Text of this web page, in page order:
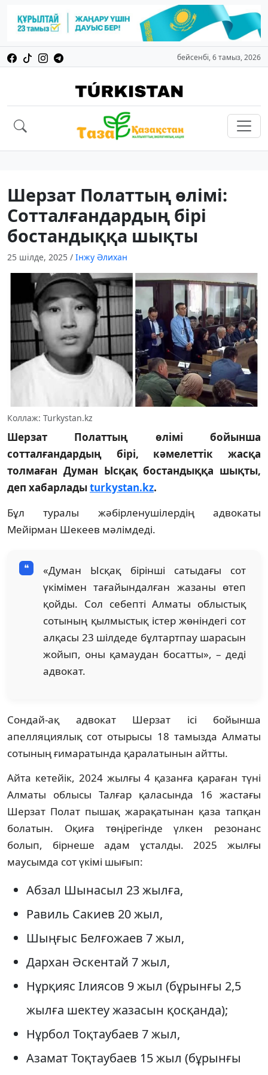
бейсенбі, 6 тамыз, 2026
Шерзат Полаттың өлімі:
Сотталғандардың бірі
бостандыққа шықты
25 шілде, 2025 / Інжу Әлихан
Коллаж: Turkystan.kz
Шерзат Полаттың өлімі бойынша
сотталғандардың бірі, кәмелеттік жасқа
толмаған Думан Ысқақ бостандыққа шықты,
деп хабарладыturkystan.kz.
Бұл туралы жәбірленушілердің адвокаты
Мейірман Шекеев мәлімдеді.
«Думан Ысқақ бірінші сатыдағы сот
үкімімен тағайындалған жазаны өтеп
қойды. Сол себепті Алматы облыстық
сотының қылмыстық істер жөніндегі сот
алқасы 23 шілдеде бұлтартпау шарасын
жойып, оны қамаудан босатты», – деді
адвокат.
Сондай-ақ адвокат Шерзат ісі бойынша
апелляциялық сот отырысы 18 тамызда Алматы
сотының ғимаратында қаралатынын айтты.
Айта кетейік, 2024 жылғы 4 қазанға қараған түні
Алматы облысы Талғар қаласында 16 жастағы
Шерзат Полат пышақ жарақатынан қаза тапқан
болатын. Оқиға төңірегінде үлкен резонанс
болып, бірнеше адам ұсталды. 2025 жылғы
маусымда сот үкімі шығып:
Абзал Шынасыл 23 жылға,
Равиль Сакиев 20 жыл,
Шыңғыс Белғожаев 7 жыл,
Дархан Әскентай 7 жыл,
Нұрқияс Ілиясов 9 жыл (бұрынғы 2,5
жылға шектеу жазасын қосқанда);
Нұрбол Тоқтаубаев 7 жыл,
Азамат Тоқтаубаев 15 жыл (бұрынғы